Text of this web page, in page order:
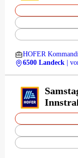
HOFER
6500 Landeck
|